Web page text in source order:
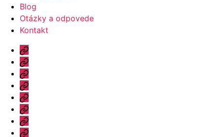
Blog
Otázky a odpovede
Kontakt
Úvod
Ponuka
Katalóg
Vzorový
dom
Informácie
Naše
výhody
Blog
Otázky